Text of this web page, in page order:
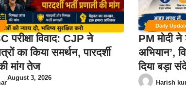
विवाद: CJP ने
का किया समर्थन, पारदर्शी
मांग तेज
August 3, 2026
Daily
PM मोदी
अभियान’,
दिया बड़ा
Harish